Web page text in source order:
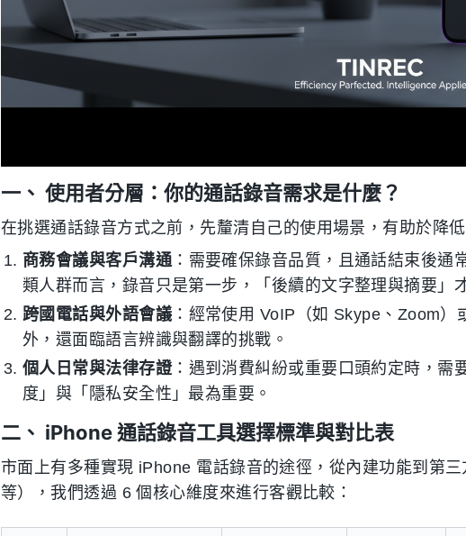
一、 使用者分層：你的通話錄音需求是什麼？
在挑選通話錄音方式之前，先釐清自己的使用場景，有助於降低
商務會議與客戶溝通：需要確保錄音品質，且通話結束後通
類人群而言，錄音只是第一步，「後續的文字整理與摘要」
跨國電話與外語會議 ：經常使用 VoIP（如 Skype、Zoom
外，還面臨語言辨識與翻譯的挑戰。
個人日常與法律存證：遇到消費糾紛或重要口頭約定時，需
度」與「隱私安全性」最為重要。
二、 iPhone 通話錄音工具選擇標準與對比表
市面上有多種實現 iPhone 電話錄音的途徑，從內建功能到第
等），我們透過 6 個核心維度來進行客觀比較：